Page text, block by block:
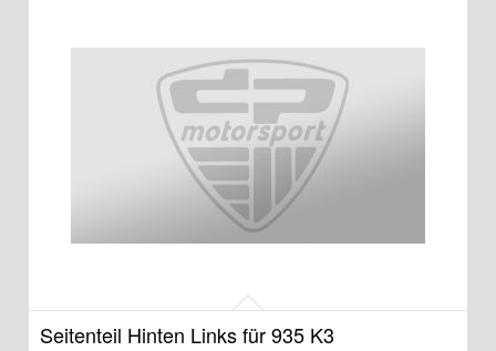
Seitenteil Hinten Links für 935 K3